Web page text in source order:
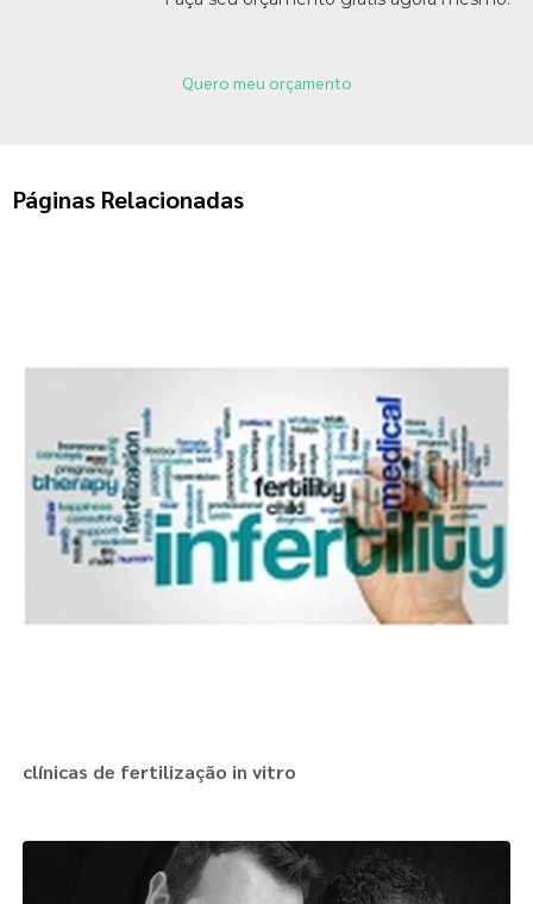
Quero meu orçamento
Páginas Relacionadas
clínicas de fertilização in vitro